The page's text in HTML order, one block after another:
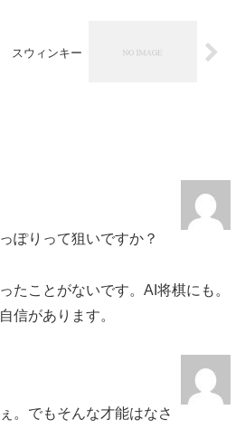
スウィンキー
ぽりって狙いですか？
たことがないです。AI将棋にも。
信があります。
。でもそんな才能はなさ